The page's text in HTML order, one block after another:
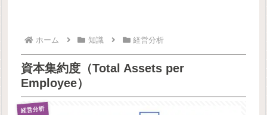
ホーム 知識 経営分析
資本集約度（Total Assets per
Employee）
経営分析